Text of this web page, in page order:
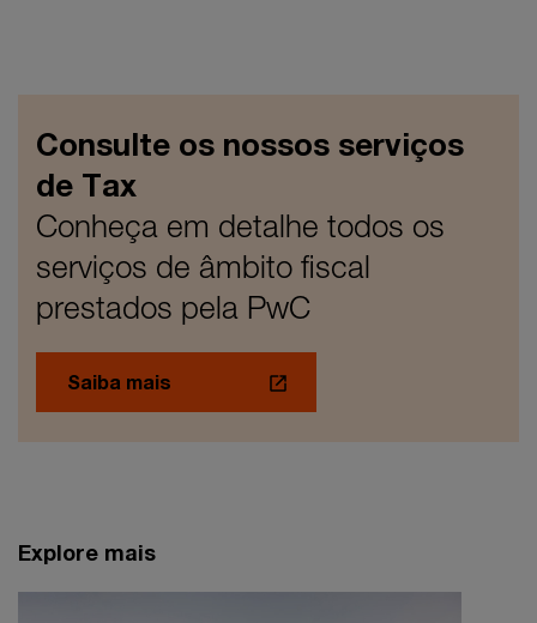
Consulte os nossos serviços
de Tax
Conheça em detalhe todos os
serviços de âmbito fiscal
prestados pela PwC
Saiba mais
Explore mais